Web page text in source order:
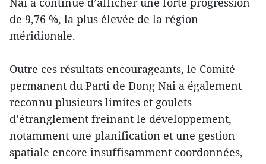
de 9,76 %, la plus élevée de la région
méridionale.
Outre ces résultats encourageants, le Comité
permanent du Parti de Dong Nai a également
reconnu plusieurs limites et goulets
d’étranglement freinant le développement,
notamment une planification et une gestion
spatiale encore insuffisamment coordonnées,